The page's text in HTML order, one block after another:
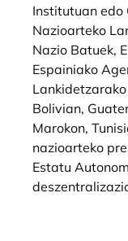
Institutuan edo
Nazioarteko
Nazio Batuek,
Espainiako
Bolivian,
Marokon,
nazioarteko
Estatu